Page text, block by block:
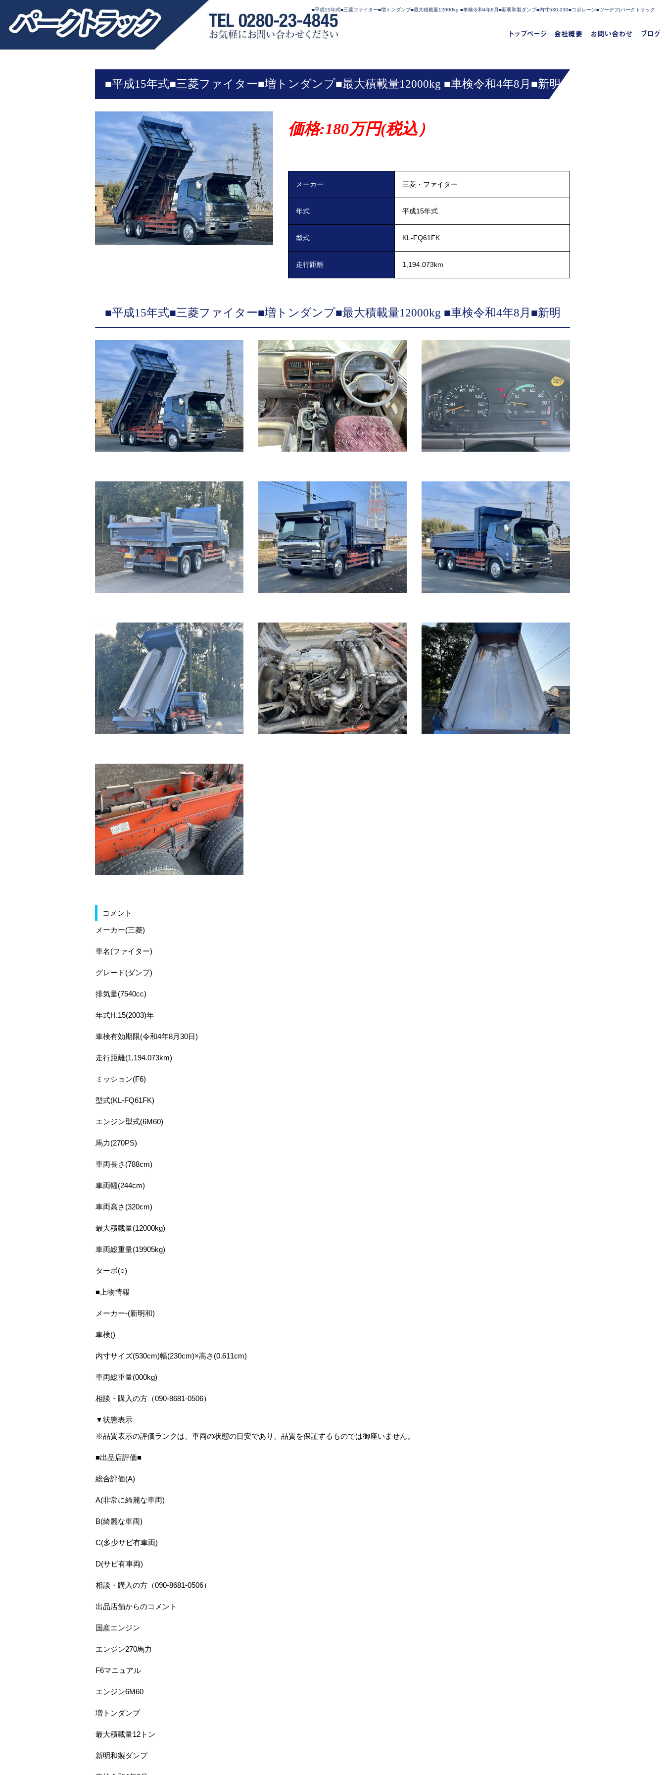
■平成15年式■三菱ファイター■増トンダンプ■最大積載量12000kg ■車検令和4年8月■新明和製ダンプ■内寸530-230■コボレーン■ツーデフ|パークトラック
■平成15年式■三菱ファイター■増トンダンプ■最大積載量12000kg ■車検令和4年8月■新明
和製ダンプ■内寸530-230■コボレーン■ツーデフ
価格:180万円(税込）
メーカー 三菱・ファイター
年式 平成15年式
型式 KL-FQ61FK
走行距離 1,194.073km
■平成15年式■三菱ファイター■増トンダンプ■最大積載量12000kg ■車検令和4年8月■新明
和製ダンプ■内寸530-230■コボレーン■ツーデフ ギャラリー
コメント
メーカー(三菱)
車名(ファイター)
グレード(ダンプ)
排気量(7540cc)
年式H.15(2003)年
車検有効期限(令和4年8月30日)
走行距離(1,194.073km)
ミッション(F6)
型式(KL-FQ61FK)
エンジン型式(6M60)
馬力(270PS)
車両長さ(788cm)
車両幅(244cm)
車両高さ(320cm)
最大積載量(12000kg)
車両総重量(19905kg)
ターボ(○)
■上物情報
メーカー-(新明和)
車検()
内寸サイズ(530cm)幅(230cm)×高さ(0.611cm)
車両総重量(000kg)
相談・購入の方（090-8681-0506）
▼状態表示
※品質表示の評価ランクは、車両の状態の目安であり、品質を保証するものでは御座いません。
■出品店評価■
総合評価(A)
A(非常に綺麗な車両)
B(綺麗な車両)
C(多少サビ有車両)
D(サビ有車両)
相談・購入の方（090-8681-0506）
出品店舗からのコメント
国産エンジン
エンジン270馬力
F6マニュアル
エンジン6M60
増トンダンプ
最大積載量12トン
新明和製ダンプ